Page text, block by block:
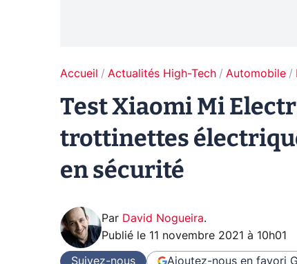
Accueil Actualités High-Tech Automobile
Test Xiaomi Mi
trottinettes
en sécurité
Par David Nogueira.
Publié le 11 novembre 2021 à 10h01
Suivez-nous Ajoutez-nous en favori